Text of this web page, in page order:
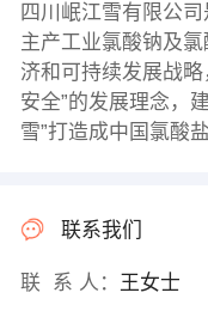
四川岷江雪有限公
主产工业氯酸钠及
济和可持续发展战
安全”的发展理念，
雪”打造成中国氯酸
联系我们
联 系 人： 王女士